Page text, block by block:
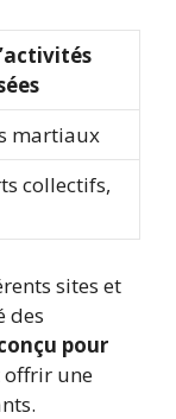
martiaux
collectifs,
sites et
des
pour
offrir une